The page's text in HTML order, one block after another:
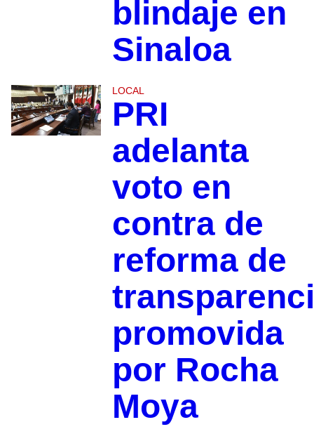
blindaje en
Sinaloa
LOCAL
PRI
adelanta
voto en
contra de
reforma de
promovida
por Rocha
Moya